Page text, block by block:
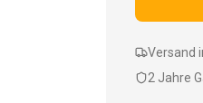
Versand
2 Jahre